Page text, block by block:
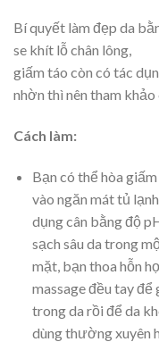
Bí quyết làm đẹp da
se khít lỗ chân lông,
giấm táo còn có tác
nhờn thì nên tham khảo
Cách làm:
Bạn có thể hòa
vào ngăn mát tủ
dụng cân bằng độ
sạch sâu da trong
mặt, bạn thoa hỗn
massage đều tay
trong da rồi để da
dùng thường xuyên